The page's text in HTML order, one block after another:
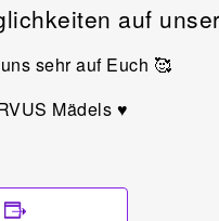
auf
sehr auf Euch 🥰
Mädels ♥️